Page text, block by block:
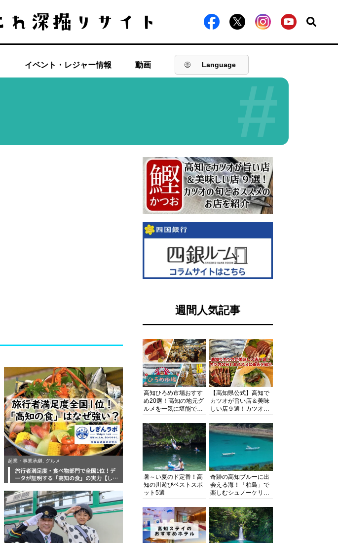
イベント・レジャー情報 動画 Language
#
起業・事業承継, グルメ
旅行者満足度・食べ物部門で全国1位！デ
ータが証明する「高知の食」の実力【しぎ
週間人気記事
高知ひろめ市場おすす
め20選！高知の地元グ
ルメを一気に堪能でき
底解剖
【高知県公式】高知で
カツオが旨い店＆美味
しい店９選！カツオの
紹介
暑～い夏のド定番！高
知の川遊びベストスポ
ット5選
奇跡の高知ブルーに出
会える海！「柏島」で
楽しむシュノーケリン
浴にキャンプまで透明
度抜群の海の楽園を徹
底紹介